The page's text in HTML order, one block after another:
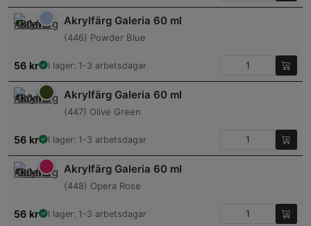
Akrylfärg Galeria 60 ml
(446) Powder Blue
56 kr I lager: 1-3 arbetsdagar
Akrylfärg Galeria 60 ml
(447) Olive Green
56 kr I lager: 1-3 arbetsdagar
Akrylfärg Galeria 60 ml
(448) Opera Rose
56 kr I lager: 1-3 arbetsdagar